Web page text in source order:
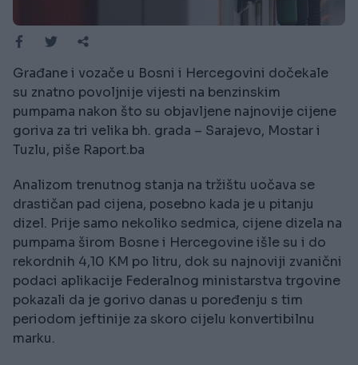
Građane i vozače u Bosni i Hercegovini dočekale
su znatno povoljnije vijesti na benzinskim
pumpama nakon što su objavljene najnovije cijene
goriva za tri velika bh. grada – Sarajevo, Mostar i
Tuzlu, piše Raport.ba
Analizom trenutnog stanja na tržištu uočava se
drastičan pad cijena, posebno kada je u pitanju
dizel. Prije samo nekoliko sedmica, cijene dizela na
pumpama širom Bosne i Hercegovine išle su i do
rekordnih 4,10 KM po litru, dok su najnoviji zvanični
podaci aplikacije Federalnog ministarstva trgovine
pokazali da je gorivo danas u poređenju s tim
periodom jeftinije za skoro cijelu konvertibilnu
marku.